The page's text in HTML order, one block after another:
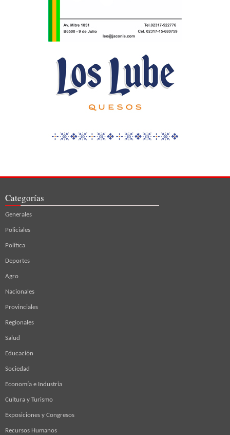
Categorías
Generales
Policiales
Política
Deportes
Agro
Nacionales
Provinciales
Regionales
Salud
Educación
Sociedad
Economía e Industria
Cultura y Turismo
Exposiciones y Congresos
Recursos Humanos